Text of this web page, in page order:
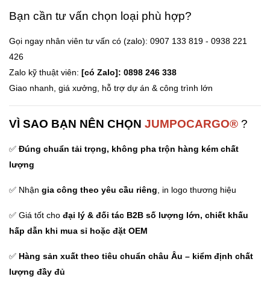
Bạn cần tư vấn chọn loại phù hợp?
Gọi ngay nhân viên tư vấn có (zalo): 0907 133 819 - 0938 221
426
Zalo kỹ thuật viên: [có Zalo]: 0898 246 338
Giao nhanh, giá xưởng, hỗ trợ dự án & công trình lớn
VÌ SAO BẠN NÊN CHỌN JUMPOCARGO® ?
✅ Đúng chuẩn tải trọng, không pha trộn hàng kém chất
lượng
✅ Nhận gia công theo yêu cầu riêng, in logo thương hiệu
✅ Giá tốt cho đại lý & đối tác B2B số lượng lớn, chiết khấu
hấp dẫn khi mua sỉ hoặc đặt OEM
✅ Hàng sản xuất theo tiêu chuẩn châu Âu – kiểm định chất
lượng đầy đủ